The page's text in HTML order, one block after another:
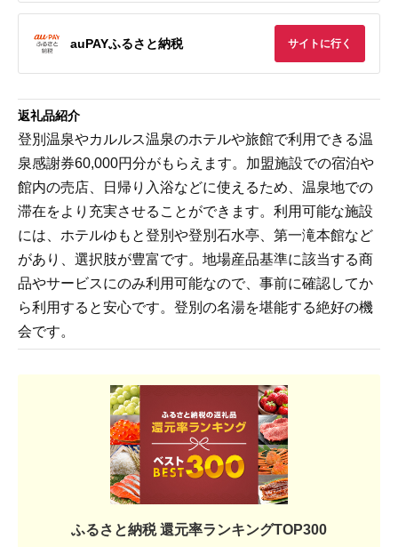
auPAYふるさと納税 サイトに行く
返礼品紹介
登別温泉やカルルス温泉のホテルや旅館で利用できる温
泉感謝券60,000円分がもらえます。加盟施設での宿泊や
館内の売店、日帰り入浴などに使えるため、温泉地での
滞在をより充実させることができます。利用可能な施設
には、ホテルゆもと登別や登別石水亭、第一滝本館など
があり、選択肢が豊富です。地場産品基準に該当する商
品やサービスにのみ利用可能なので、事前に確認してか
ら利用すると安心です。登別の名湯を堪能する絶好の機
会です。
ふるさと納税 還元率ランキングTOP300